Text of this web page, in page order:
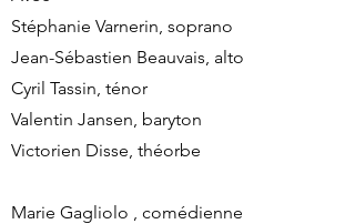
Stéphanie Varnerin, soprano
Jean-Sébastien Beauvais, alto
Cyril Tassin, ténor
Valentin Jansen, baryton
Victorien Disse, théorbe
Marie Gagliolo , comédienne